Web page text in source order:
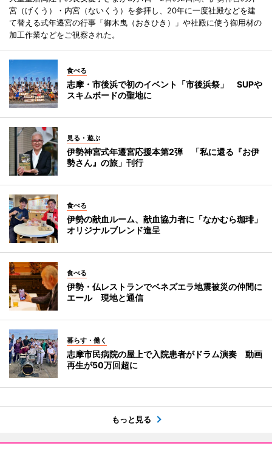
宮（げくう）・内宮（ないくう）を参拝し、20年に一度社殿などを建
て替える式年遷宮の行事「御木曳（おきひき）」や社殿に使う御用材の
加工作業などをご視察された。
食べる
志摩・市後浜で初のイベント「市後浜祭」 SUPや
スキムボードの聖地に
見る・遊ぶ
伊勢神宮式年遷宮応援本第2弾 「私に還る『お伊
勢さん』の旅」刊行
食べる
伊勢の献血ルーム、献血協力者に「なかむら珈琲」
オリジナルブレンド進呈
食べる
伊勢・仏レストランでベネズエラ地震被災の仲間に
エール 現地と通信
暮らす・働く
志摩市民病院の屋上で入院患者がドラム演奏 動画
再生が50万回超に
もっと見る